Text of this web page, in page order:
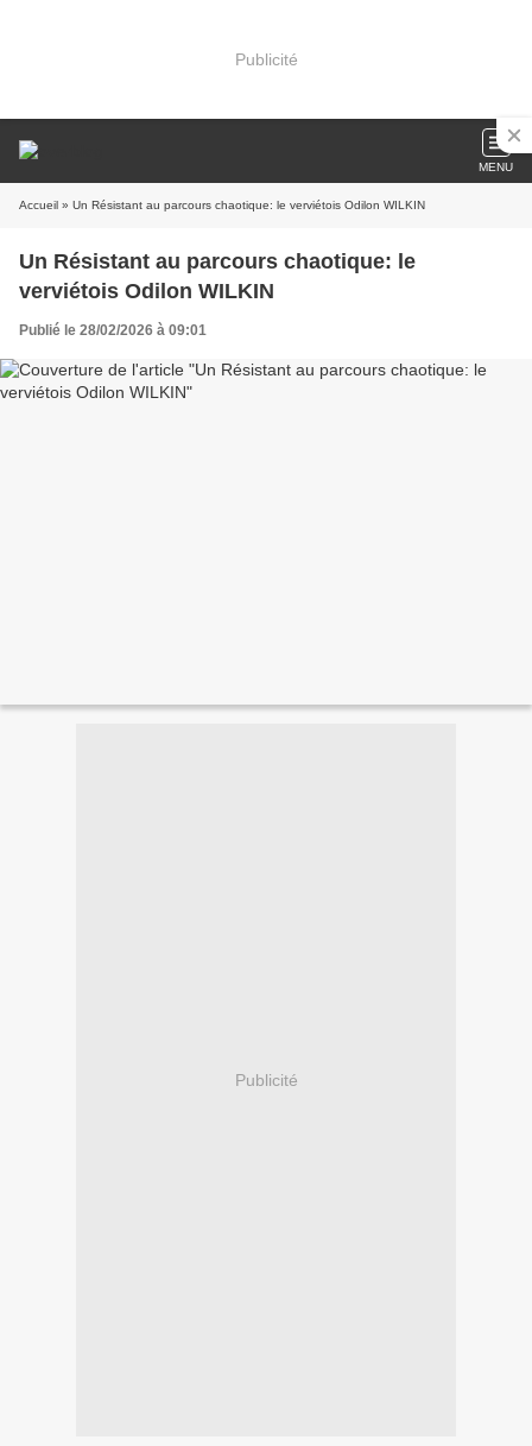
Publicité
MENU
Accueil » Un Résistant au parcours chaotique: le verviétois Odilon WILKIN
Un Résistant au parcours chaotique: le
verviétois Odilon WILKIN
Publié le 28/02/2026 à 09:01
Publicité